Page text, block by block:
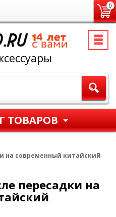
0
ТОВАРОВ
на современный китайский
пересадки на